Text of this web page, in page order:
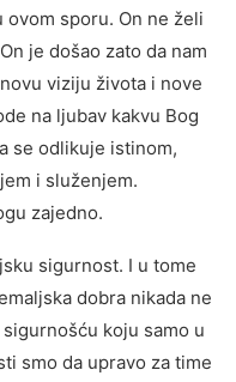
sporu. On ne želi
je došao zato da nam
viziju života i nove
na ljubav kakvu Bog
se odlikuje istinom,
i služenjem.
zajedno.
sigurnost. I u tome
dobra nikada ne
koju samo u
smo da upravo za time